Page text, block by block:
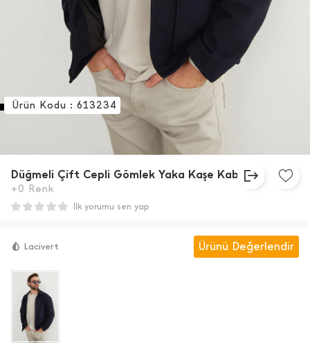
Düğmeli Çift Cepli Gömlek Yaka Kaşe Kaban
+0 Renk
Ürün Kodu : 613234
İlk yorumu sen yap
Lacivert Ürünü Değerlendir